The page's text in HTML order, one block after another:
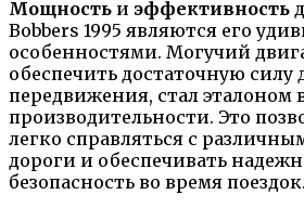
Мощность и эффективность
Bobbers 1995 являются его
особенностями. Могучий
обеспечить достаточную
передвижения, стал эталоном
производительности. Это
легко справляться с
дороги и обеспечивать
безопасность во время поездок.